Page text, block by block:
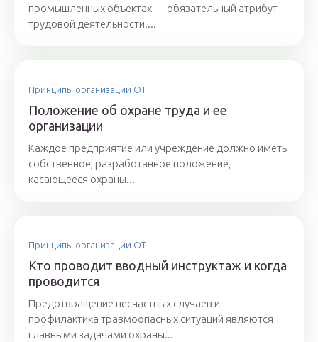
промышленных объектах — обязательный атрибут
трудовой деятельности....
Принципы организации ОТ
Положение об охране труда и ее
организации
Каждое предприятие или учреждение должно иметь
собственное, разработанное положение,
касающееся охраны...
Принципы организации ОТ
Кто проводит вводный инструктаж и когда
проводится
Предотвращение несчастных случаев и
профилактика травмоопасных ситуаций являются
главными задачами охраны...